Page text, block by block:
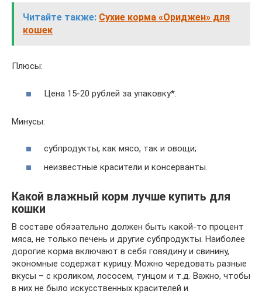
Читайте также: Сухие корма «Ориджен» для
кошек
Плюсы:
Цена 15-20 рублей за упаковку*.
Минусы:
субпродукты, как мясо, так и овощи;
неизвестные красители и консерванты.
Какой влажный корм лучше купить для
кошки
В составе обязательно должен быть какой-то процент
мяса, не только печень и другие субпродукты. Наиболее
дорогие корма включают в себя говядину и свинину,
экономные содержат курицу. Можно чередовать разные
вкусы – с кроликом, лососем, тунцом и т.д. Важно, чтобы
в них не было искусственных красителей и